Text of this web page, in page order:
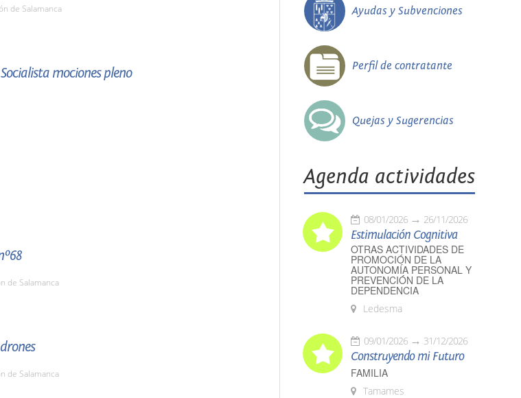
de Salamanca
mociones pleno
de Salamanca
de Salamanca
Ayudas y Subvenciones
Perfil de contratante
Quejas y Sugerencias
Agenda actividades
08/01/2026 26/11/2026
Estimulación Cognitiva
OTRAS ACTIVIDADES DE
PROMOCIÓN DE LA
AUTONOMÍA PERSONAL Y
PREVENCIÓN DE LA
DEPENDENCIA
Ledesma
09/01/2026 31/12/2026
Construyendo mi Futuro
FAMILIA
Tamames